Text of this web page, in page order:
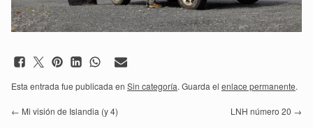
Esta entrada fue publicada en Sin categoría. Guarda el enlace permanente.
← Mi visión de Islandia (y 4) LNH número 20 →